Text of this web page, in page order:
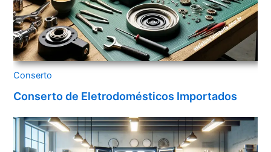
Conserto
Conserto de Eletrodomésticos Importados